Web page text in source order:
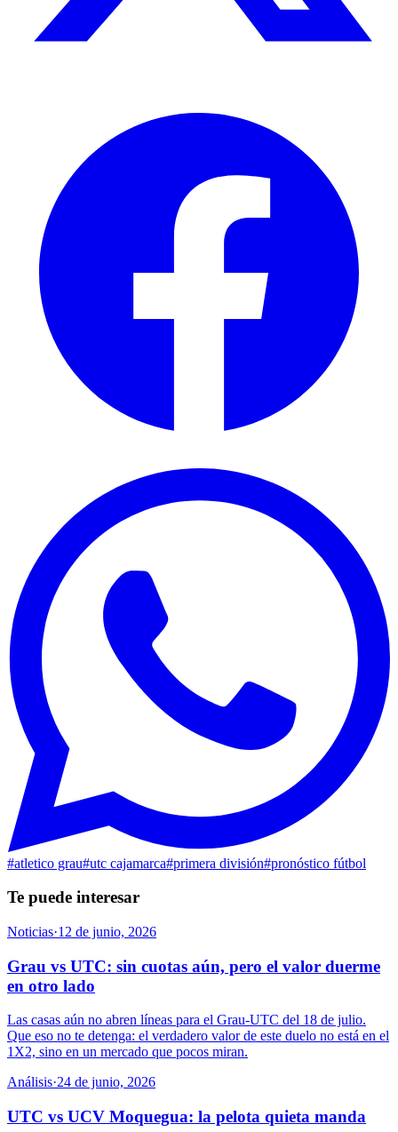
#atletico grau#utc cajamarca#primera división#pronóstico fútbol
Te puede interesar
Noticias·12 de junio, 2026
Grau vs UTC: sin cuotas aún, pero el valor duerme
en otro lado
Las casas aún no abren líneas para el Grau-UTC del 18 de julio.
Que eso no te detenga: el verdadero valor de este duelo no está en el
1X2, sino en un mercado que pocos miran.
Análisis·24 de junio, 2026
UTC vs UCV Moquegua: la pelota quieta manda